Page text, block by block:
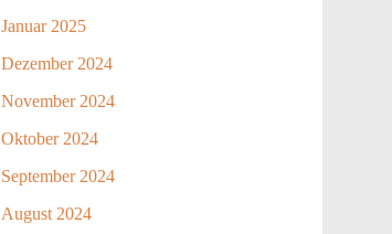
Januar 2025
Dezember 2024
November 2024
Oktober 2024
September 2024
August 2024